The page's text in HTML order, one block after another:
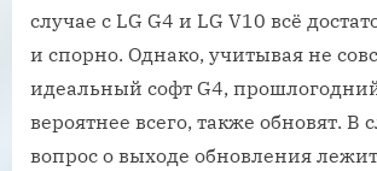
случае с LG G4 и LG V10 всё
и спорно. Однако, учитывая не
идеальный софт G4,
вероятнее всего, также обновят. В
вопрос о выходе обновления